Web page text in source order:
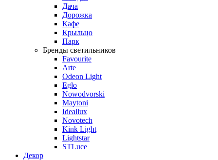
Дача
Дорожка
Кафе
Крыльцо
Парк
Бренды светильников
Favourite
Arte
Odeon Light
Eglo
Nowodvorski
Maytoni
Ideallux
Novotech
Kink Light
Lightstar
STLuce
Декор